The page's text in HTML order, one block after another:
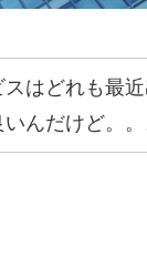
はどれも最
んだけど。。